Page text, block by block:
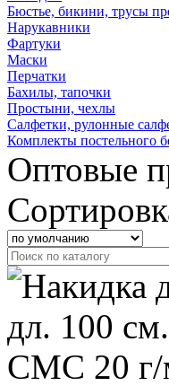
Бюстье, бикини, трусы
Нарукавники
Фартуки
Маски
Перчатки
Бахилы, тапочки
Простыни, чехлы
Салфетки, рулонные
Комплекты постельного
Оптовые